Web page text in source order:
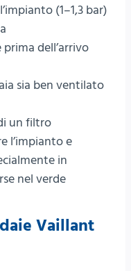
(1–1,3 bar)
dell’arrivo
sia ben ventilato
un filtro
l’impianto e
in
nel verde
Vaillant